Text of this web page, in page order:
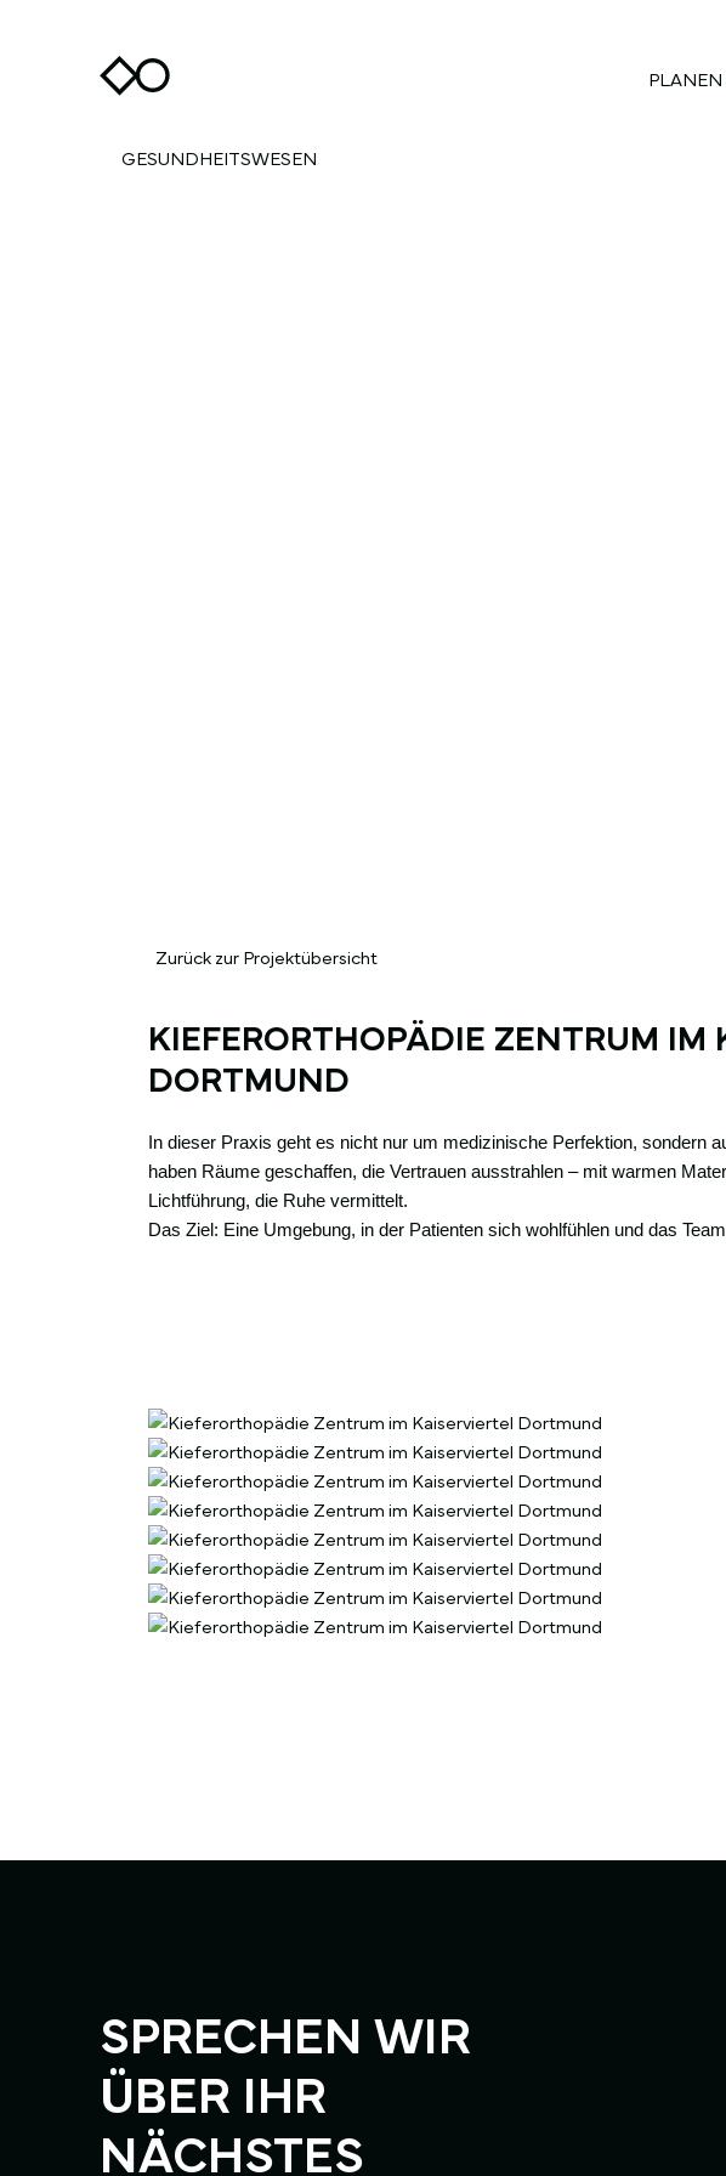
PLANEN
GESUNDHEITSWESEN
Zurück zur Projektübersicht
KIEFERORTHOPÄDIE ZENTRUM IM
DORTMUND
In dieser Praxis geht es nicht nur um medizinische Perfektion, sondern
haben Räume geschaffen, die Vertrauen ausstrahlen – mit warmen
Lichtführung, die Ruhe vermittelt.
Das Ziel: Eine Umgebung, in der Patienten sich wohlfühlen und das
SPRECHEN WIR
ÜBER IHR
NÄCHSTES